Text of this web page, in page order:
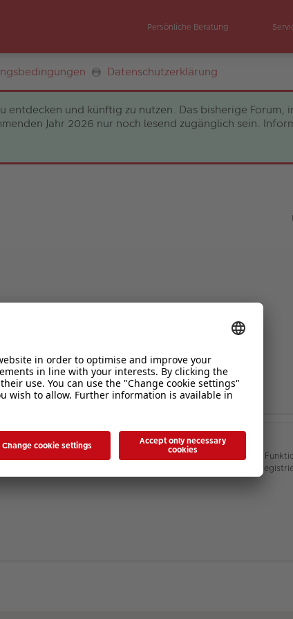
Persönliche Beratung
Datenschutzerklärung
und künftig zu nutzen. Das bisherige
Jahr 2026 nur noch lesend zugänglich sein.
Augenblicken erledigt und ermöglicht es Ihnen, auf weitere
und die verwandten Regelungen, bevor Sie sich